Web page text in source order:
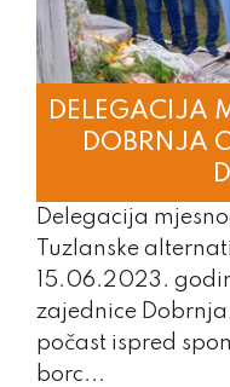
DELEGACIJA
DOBRNJA
Delegacija
Tuzlanske
15.06.2023.
zajednice
počast ispred
borc...